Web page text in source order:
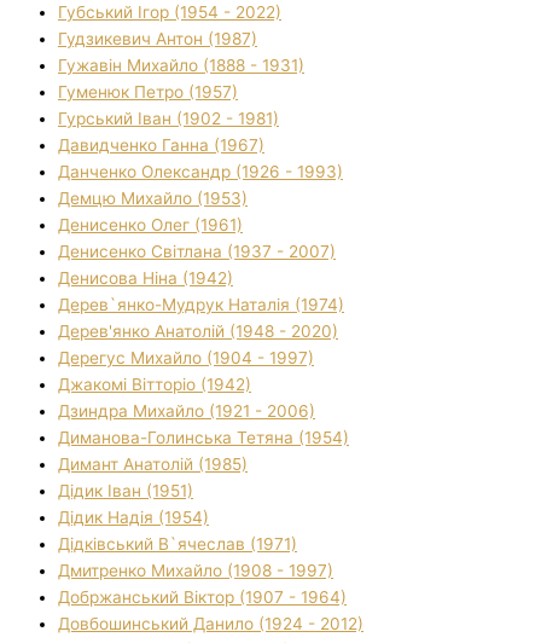
Губський Ігор (1954 - 2022)
Гудзикевич Антон (1987)
Гужавін Михайло (1888 - 1931)
Гуменюк Петро (1957)
Гурський Іван (1902 - 1981)
Давидченко Ганна (1967)
Данченко Олександр (1926 - 1993)
Демцю Михайло (1953)
Денисенко Олег (1961)
Денисенко Світлана (1937 - 2007)
Денисова Ніна (1942)
Дерев`янко-Мудрук Наталія (1974)
Дерев'янко Анатолій (1948 - 2020)
Дерегус Михайло (1904 - 1997)
Джакомі Вітторіо (1942)
Дзиндра Михайло (1921 - 2006)
Диманова-Голинська Тетяна (1954)
Димант Анатолій (1985)
Дідик Іван (1951)
Дідик Надія (1954)
Дідківський В`ячеслав (1971)
Дмитренко Михайло (1908 - 1997)
Добржанський Віктор (1907 - 1964)
Довбошинський Данило (1924 - 2012)